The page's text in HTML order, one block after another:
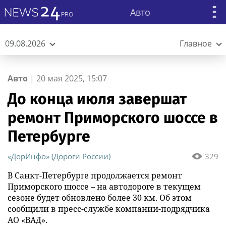
Авто
09.08.2026 Главное
Авто | 20 мая 2025, 15:07
До конца июля завершат
ремонт Приморского шоссе в
Петербурге
329
«ДорИнфо» (Дороги России)
В Санкт-Петербурге продолжается ремонт
Приморского шоссе – на автодороге в текущем
сезоне будет обновлено более 30 км. Об этом
сообщили в пресс-службе компании-подрядчика
АО «ВАД».